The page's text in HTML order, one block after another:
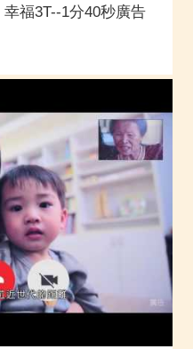
福3T--1分40秒廣告